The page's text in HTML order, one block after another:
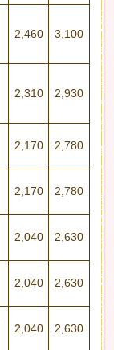
2,460 3,100
2,310 2,930
2,170 2,780
2,170 2,780
2,040 2,630
2,040 2,630
2,040 2,630